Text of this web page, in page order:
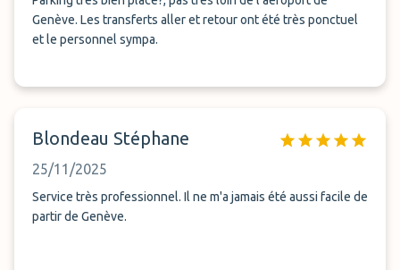
Genève. Les transferts aller et retour ont été très ponctuel
et le personnel sympa.
Blondeau Stéphane
25/11/2025
Service très professionnel. Il ne m'a jamais été aussi facile de
partir de Genève.